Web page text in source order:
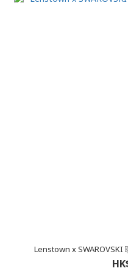
Lenstown x SWAROVSKI